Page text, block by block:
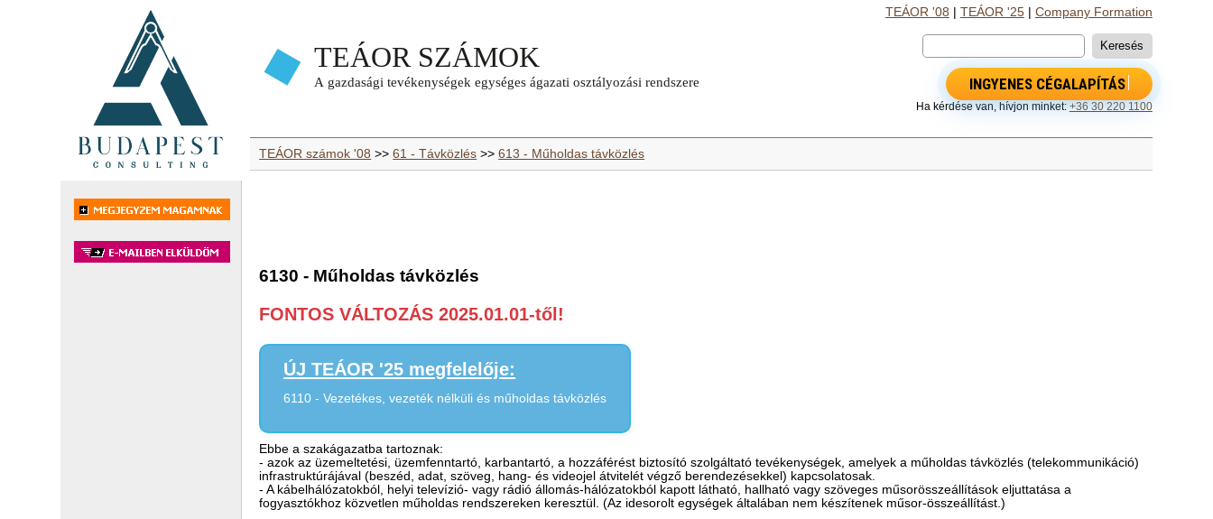
TEÁOR '08 TEÁOR '25| Company Formation
INGYENES CÉGALAPÍTÁS
Ha kérdése van, hívjon minket: +36 30 220 1100
TEÁOR számok '08 >>61 - Távközlés >>613 - Műholdas távközlés
6130 - Műholdas távközlés
FONTOS VÁLTOZÁS 2025.01.01-től!
ÚJ TEÁOR '25 megfelelője:
6110 - Vezetékes, vezeték nélküli és műholdas távközlés
Ebbe a szakágazatba tartoznak:
- azok az üzemeltetési, üzemfenntartó, karbantartó, a hozzáférést biztosító szolgáltató tevékenységek, amelyek a műholdas távközlés (telekommunikáció)
infrastruktúrájával (beszéd, adat, szöveg, hang- és videojel átvitelét végző berendezésekkel) kapcsolatosak.
- A kábelhálózatokból, helyi televízió- vagy rádió állomás-hálózatokból kapott látható, hallható vagy szöveges műsorösszeállítások eljuttatása a
fogyasztókhoz közvetlen műholdas rendszereken keresztül. (Az idesorolt egységek általában nem készítenek műsor-összeállítást.)